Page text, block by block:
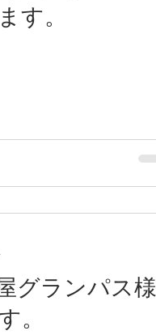
す。
グランパス様
。